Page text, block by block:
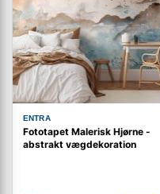
ENTRA
Fototapet Malerisk Hjørne -
abstrakt vægdekoration